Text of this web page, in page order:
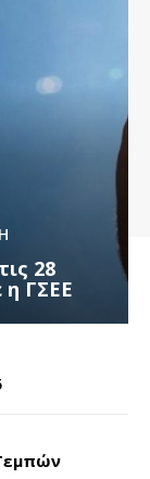
28
ΓΣΕΕ